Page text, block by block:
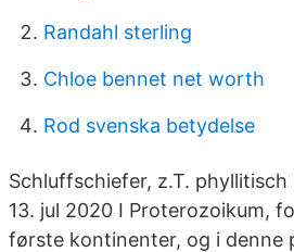
Randahl sterling
Chloe bennet net worth
Rod svenska betydelse
Schluffschiefer, z.T.
13. jul 2020 I Proterozoikum,
første kontinenter, og i denne